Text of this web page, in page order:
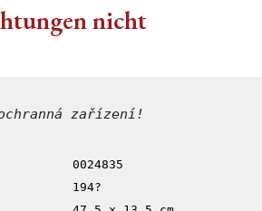
nicht
zařízení!
0024835
194?